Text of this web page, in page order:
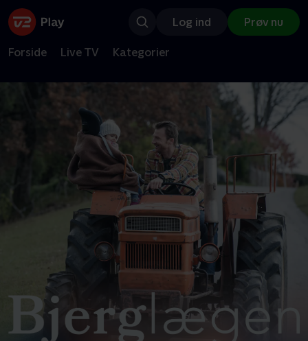
Log ind Prøv nu
Forside Live TV Kategorier